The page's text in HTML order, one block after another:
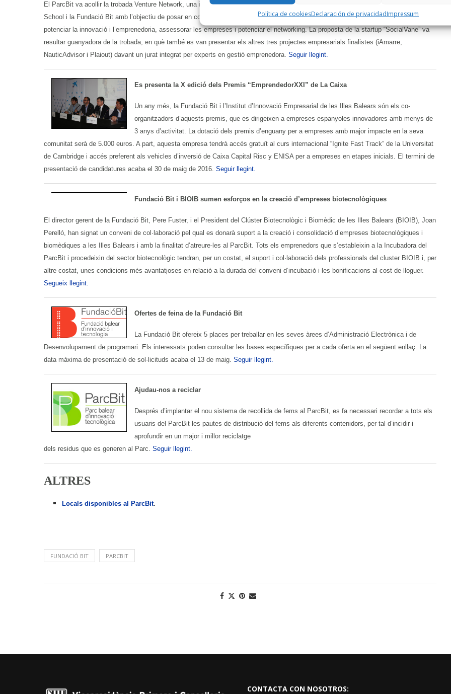
Política de cookiesDeclaración de privacidadImpressum
El ParcBit va acollir la trobada Venture Network, una iniciativa promoguda pel programa BStartup de Banc Sabadell, IE Business
School i la Fundació Bit amb l’objectiu de posar en contacte a startups del sector Turisme de les Illes Balears amb inversors per
potenciar la innovació i l’emprenedoria, assessorar les empreses i potenciar el networking. La proposta de la startup “SocialVane” va
resultar guanyadora de la trobada, en què també es van presentar els altres tres projectes empresarials finalistes (iAmarre,
NauticAdvisor i Plaiout) davant un jurat integrat per experts en gestió emprenedora. Seguir llegint.
Es presenta la X edició dels Premis “EmprendedorXXI” de La Caixa
Un any més, la Fundació Bit i l’Institut d’Innovació Empresarial de les Illes Balears són els co-
organitzadors d’aquests premis, que es dirigeixen a empreses espanyoles innovadores amb menys de
3 anys d’activitat. La dotació dels premis d’enguany per a empreses amb major impacte en la seva
comunitat serà de 5.000 euros. A part, aquesta empresa tendrà accés gratuït al curs internacional “Ignite Fast Track” de la Universitat
de Cambridge i accés preferent als vehicles d’inversió de Caixa Capital Risc y ENISA per a empreses en etapes inicials. El termini de
presentació de candidatures acaba el 30 de maig de 2016. Seguir llegint.
Fundació Bit i BIOIB sumen esforços en la creació d’empreses biotecnològiques
El director gerent de la Fundació Bit, Pere Fuster, i el President del Clúster Biotecnològic i Biomèdic de les Illes Balears (BIOIB), Joan
Perelló, han signat un conveni de col·laboració pel qual es donarà suport a la creació i consolidació d’empreses biotecnològiques i
biomèdiques a les Illes Balears i amb la finalitat d’atreure-les al ParcBit. Tots els emprenedors que s’estableixin a la Incubadora del
ParcBit i procedeixin del sector biotecnològic tendran, per un costat, el suport i col·laboració dels professionals del cluster BIOIB i, per
altre costat, unes condicions més avantatjoses en relació a la durada del conveni d’incubació i les bonificacions al cost de lloguer.
Segueix llegint.
Ofertes de feina de la Fundació Bit
La Fundació Bit ofereix 5 places per treballar en les seves àrees d’Administració Electrònica i de
Desenvolupament de programari. Els interessats poden consultar les bases específiques per a cada oferta en el següent enllaç. La
data màxima de presentació de sol·licituds acaba el 13 de maig. Seguir llegint.
Ajudau-nos a reciclar
Després d’implantar el nou sistema de recollida de fems al ParcBit, es fa necessari recordar a tots els
usuaris del ParcBit les pautes de distribució del fems als diferents contenidors, per tal d’incidir i
aprofundir en un major i millor reciclatge
dels residus que es generen al Parc. Seguir llegint.
ALTRES
Locals disponibles al ParcBit.
FUNDACIÓ BIT PARCBIT
CONTACTA CON NOSOTROS: